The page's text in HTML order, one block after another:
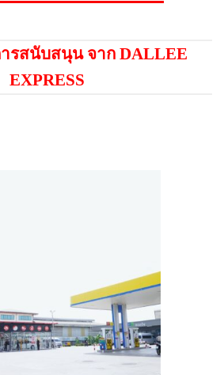
รสนับสนุน จาก DALLEE
EXPRESS